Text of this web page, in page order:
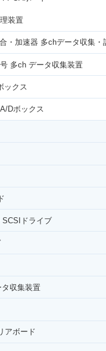
装置
・加速器 多chデータ収集・
多ch データ収集装置
ックス
Dボックス
SCSIドライブ
収集装置
アボード